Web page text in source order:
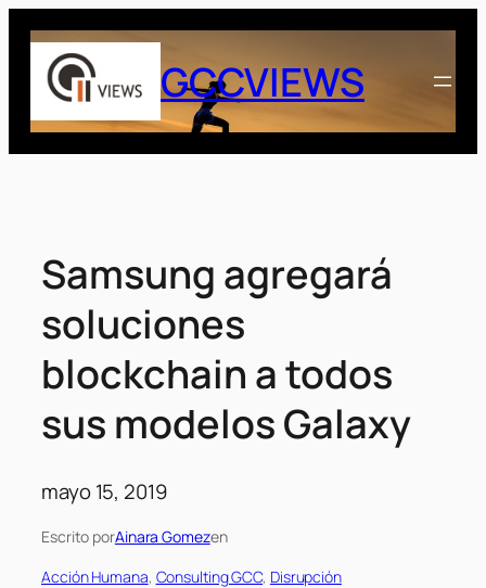
Saltar
contenido
GCCVIEWS
Samsung agregará
soluciones
blockchain a todos
sus modelos Galaxy
mayo 15, 2019
Escrito porAinara Gomezen
Acción Humana, Consulting GCC, Disrupción